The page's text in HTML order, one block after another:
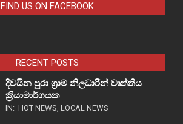
FIND US ON FACEBOOK
RECENT POSTS
දිවයින පුරා ග්‍රාම නිලධාරීන් වෘත්තීය
ක්‍රියාමාර්ගයක
IN: HOT NEWS, LOCAL NEWS